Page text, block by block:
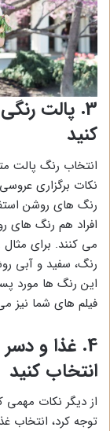
3. پالت
کنید
انتخاب رنگ پالت
نکات برگزاری
رنگ های روشن
افراد هم رنگ های
می کنند. برای
رنگ، سفید و آبی
این رنگ ها مورد
فیلم های شما نیز
4. غذا و
انتخاب کنید
از دیگر نکات مهمی
توجه کرد، انتخاب